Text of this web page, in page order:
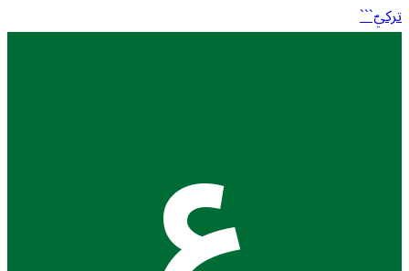
تركيّ```